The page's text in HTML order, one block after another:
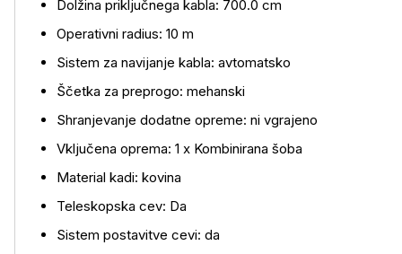
Dolžina priključnega kabla: 700.0 cm
Operativni radius: 10 m
Sistem za navijanje kabla: avtomatsko
Ščetka za preprogo: mehanski
Shranjevanje dodatne opreme: ni vgrajeno
Vključena oprema: 1 x Kombinirana šoba
Material kadi: kovina
Teleskopska cev: Da
Sistem postavitve cevi: da